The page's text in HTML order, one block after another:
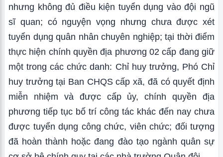
nhưng không đủ điều kiện tuyển dụng vào đội ngũ
sĩ quan; có nguyện vọng nhưng chưa được xét
tuyển dụng quân nhân chuyên nghiệp; tại thời điểm
thực hiện chính quyền địa phương 02 cấp đang giữ
một trong các chức danh: Chỉ huy trưởng, Phó Chỉ
huy trưởng tại Ban CHQS cấp xã, đã có quyết định
miễn nhiệm và được cấp ủy, chính quyền địa
phương tiếp tục bố trí công tác khác đến nay chưa
được tuyển dụng công chức, viên chức; đối tượng
đã hoàn thành hoặc đang đào tạo ngành quân sự